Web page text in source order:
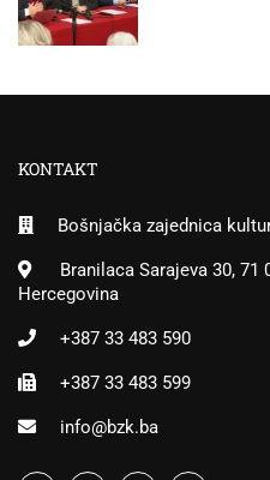
KONTAKT
Bošnjačka zajednica
Branilaca Sarajeva 30, 71
Hercegovina
+387 33 483 590
+387 33 483 599
info@bzk.ba